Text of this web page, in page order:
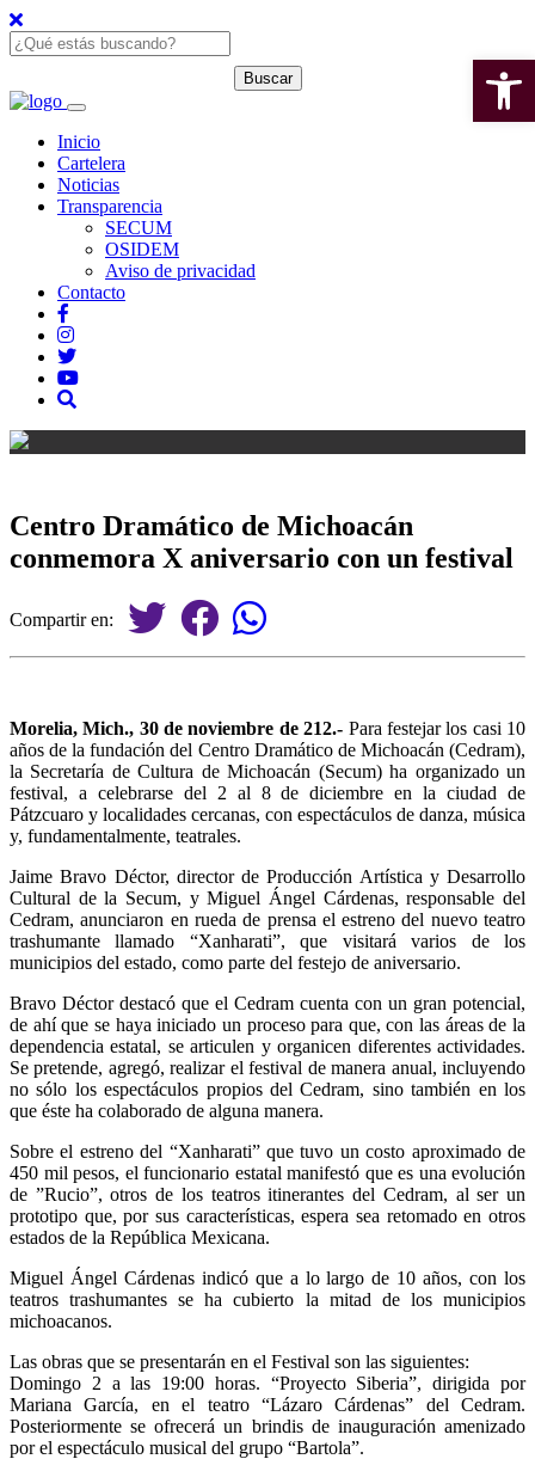
Inicio
Cartelera
Noticias
Transparencia
SECUM
OSIDEM
Aviso de privacidad
Contacto
Centro Dramático de Michoacán
conmemora X aniversario con un festival
Compartir en:
Morelia, Mich., 30 de noviembre de 212.- Para festejar los casi 10
años de la fundación del Centro Dramático de Michoacán (Cedram),
la Secretaría de Cultura de Michoacán (Secum) ha organizado un
festival, a celebrarse del 2 al 8 de diciembre en la ciudad de
Pátzcuaro y localidades cercanas, con espectáculos de danza, música
y, fundamentalmente, teatrales.
Jaime Bravo Déctor, director de Producción Artística y Desarrollo
Cultural de la Secum, y Miguel Ángel Cárdenas, responsable del
Cedram, anunciaron en rueda de prensa el estreno del nuevo teatro
trashumante llamado “Xanharati”, que visitará varios de los
municipios del estado, como parte del festejo de aniversario.
Bravo Déctor destacó que el Cedram cuenta con un gran potencial,
de ahí que se haya iniciado un proceso para que, con las áreas de la
dependencia estatal, se articulen y organicen diferentes actividades.
Se pretende, agregó, realizar el festival de manera anual, incluyendo
no sólo los espectáculos propios del Cedram, sino también en los
que éste ha colaborado de alguna manera.
Sobre el estreno del “Xanharati” que tuvo un costo aproximado de
450 mil pesos, el funcionario estatal manifestó que es una evolución
de ”Rucio”, otros de los teatros itinerantes del Cedram, al ser un
prototipo que, por sus características, espera sea retomado en otros
estados de la República Mexicana.
Miguel Ángel Cárdenas indicó que a lo largo de 10 años, con los
teatros trashumantes se ha cubierto la mitad de los municipios
michoacanos.
Las obras que se presentarán en el Festival son las siguientes:
Domingo 2 a las 19:00 horas. “Proyecto Siberia”, dirigida por
Mariana García, en el teatro “Lázaro Cárdenas” del Cedram.
Posteriormente se ofrecerá un brindis de inauguración amenizado
por el espectáculo musical del grupo “Bartola”.